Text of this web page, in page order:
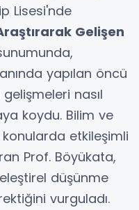
Lisesi'nde
Gelişen
yapılan öncü
nasıl
koydu. Bilim ve
konularda etkileşimli
Prof. Böyükata,
düşünme
vurguladı.